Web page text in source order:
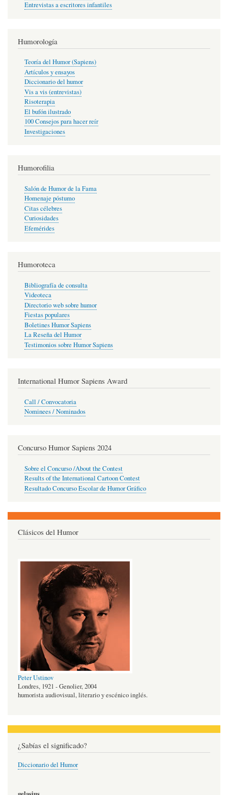
Entrevistas a escritores infantiles
Humorología
Teoría del Humor (Sapiens)
Artículos y ensayos
Diccionario del humor
Vis a vis (entrevistas)
Risoterapia
El bufón ilustrado
100 Consejos para hacer reír
Investigaciones
Humorofilia
Salón de Humor de la Fama
Homenaje póstumo
Citas célebres
Curiosidades
Efemérides
Humoroteca
Bibliografía de consulta
Videoteca
Directorio web sobre humor
Fiestas populares
Boletines Humor Sapiens
La Reseña del Humor
Testimonios sobre Humor Sapiens
International Humor Sapiens Award
Call / Convocatoria
Nominees / Nominados
Concurso Humor Sapiens 2024
Sobre el Concurso /About the Contest
Results of the International Cartoon Contest
Resultado Concurso Escolar de Humor Gráfico
Clásicos del Humor
Peter Ustinov
Londres, 1921 - Genolier, 2004
humorista audiovisual, literario y escénico inglés.
¿Sabías el significado?
Diccionario del Humor